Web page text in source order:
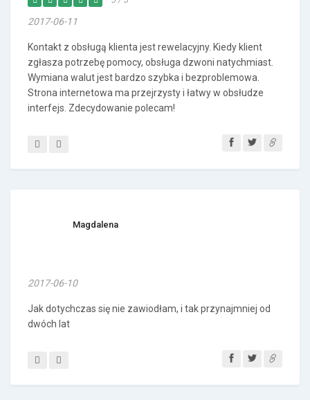
2017-06-11
Kontakt z obsługą klienta jest rewelacyjny. Kiedy klient
zgłasza potrzebę pomocy, obsługa dzwoni natychmiast.
Wymiana walut jest bardzo szybka i bezproblemowa.
Strona internetowa ma przejrzysty i łatwy w obsłudze
interfejs. Zdecydowanie polecam!
Magdalena
2017-06-10
Jak dotychczas się nie zawiodłam, i tak przynajmniej od
dwóch lat